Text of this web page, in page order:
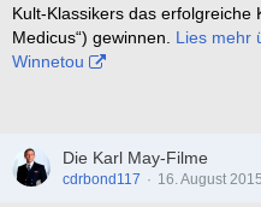
Kult-Klassikers das erfolgreiche
Medicus“) gewinnen. Lies mehr
Winnetou
Die Karl May-Filme
cdrbond117 16. August 2015